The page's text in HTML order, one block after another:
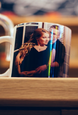
Выберите из списка: